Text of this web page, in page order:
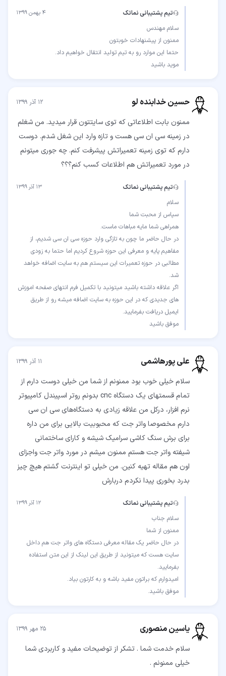
تیم پشتیبانی نماتک ۴ بهمن ۱۳۹۹
موید باشید
حسین خدابنده لو ۱۲ آذر ۱۳۹۹
ممنون بابت اطلاعاتی که توی سایتتون قرار میدید. من شغلم
در زمینه سی ان سی هست و تازه وارد این شغل شدم. دوست
دارم که توی زمینه تعمیراتش پیشرفت کنم. چه جوری میتونم
در مورد تعمیراتش هم اطلاعات کسب کنم؟؟؟
تیم پشتیبانی نماتک ۱۳ آذر ۱۳۹۹
در حال حاضر ما چون به تازگی وارد حوزه سی ان سی شدیم، از
مفاهیم پایه و معرفی این حوزه شروع کردیم اما حتما به زودی
مطالبی در حوزه تعمیرات این سیستم هم به سایت اضافه خواهد
اگر علاقه داشته باشید میتونید با تکمیل فرم انتهای صفحه اموزش
های جدیدی که در این حوزه به سایت اضافه میشه رو از طریق
موفق باشید
علی پورهاشمی ۱۱ آذر ۱۳۹۹
سلام خیلی خوب بود ممنونم از شما من خیلی دوست دارم از
تمام قسمتهای یک دستگاه cnc بدونم روتر اسپیندل کامپیوتر
نرم افزار، درکل من علاقه زیادی به دستگاه‌های سی ان سی
دارم مخصوصا واتر جت که محبوبیت بالایی برای من داره
برای برش سنگ کاشی سرامیک شیشه و کارای ساختمانی
شیفته واتر جت هستم ممنون میشم در مورد واتر جت واجزای
اون هم مقاله تهیه کنین. من خیلی تو اینترنت گشتم هیچ چیز
بدرد بخوری پیدا نکردم دربارش
تیم پشتیبانی نماتک ۱۲ آذر ۱۳۹۹
در حال حاضر یک مقاله معرفی دستگاه های واتر جت هم داخل
سایت هست که میتونید از طریق این لینک از این متن استفاده
موفق باشید.
یاسین منصوری ۲۵ مهر ۱۳۹۹
سلام خدمت شما . تشکر از توضیحات مفید و کاربردی شما
خیلی ممنونم .